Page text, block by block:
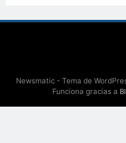
Newsmatic - Tema de
Funciona gracias a